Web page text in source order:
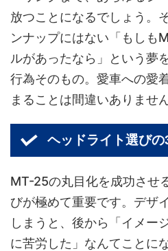
放つことになるでしょう。
ンナップにはない「もしも
ルがあったなら」という夢
行為そのもの。愛車への愛
まることは間違いありません
ヘッドライト選びの
MT-25の丸目化を成功させ
びが極めて重要です。デザ
しまうと、後から「イメー
に苦労した」なんてことに